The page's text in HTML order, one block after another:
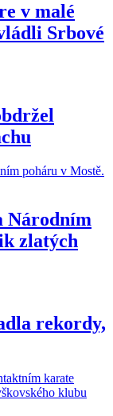
v malé
Srbové
Národním
zlatých
rekordy,